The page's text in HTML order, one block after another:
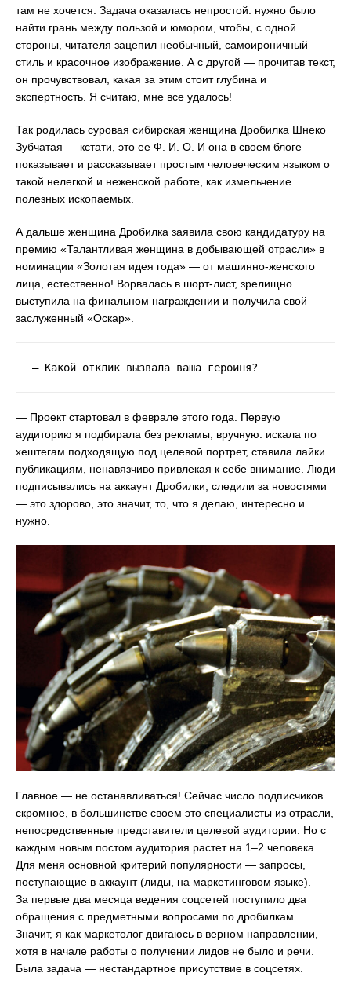
там не хочется. Задача оказалась непростой: нужно было
найти грань между пользой и юмором, чтобы, с одной
стороны, читателя зацепил необычный, самоироничный
стиль и красочное изображение. А с другой — прочитав текст,
он прочувствовал, какая за этим стоит глубина и
экспертность. Я считаю, мне все удалось!
Так родилась суровая сибирская женщина Дробилка Шнеко
Зубчатая — кстати, это ее Ф. И. О. И она в своем блоге
показывает и рассказывает простым человеческим языком о
такой нелегкой и неженской работе, как измельчение
полезных ископаемых.
А дальше женщина Дробилка заявила свою кандидатуру на
премию «Талантливая женщина в добывающей отрасли» в
номинации «Золотая идея года» — от машинно-женского
лица, естественно! Ворвалась в шорт-лист, зрелищно
выступила на финальном награждении и получила свой
заслуженный «Оскар».
— Какой отклик вызвала ваша героиня?
— Проект стартовал в феврале этого года. Первую
аудиторию я подбирала без рекламы, вручную: искала по
хештегам подходящую под целевой портрет, ставила лайки
публикациям, ненавязчиво привлекая к себе внимание. Люди
подписывались на аккаунт Дробилки, следили за новостями
— это здорово, это значит, то, что я делаю, интересно и
нужно.
Главное — не останавливаться! Сейчас число подписчиков
скромное, в большинстве своем это специалисты из отрасли,
непосредственные представители целевой аудитории. Но с
каждым новым постом аудитория растет на 1–2 человека.
Для меня основной критерий популярности — запросы,
поступающие в аккаунт (лиды, на маркетинговом языке).
За первые два месяца ведения соцсетей поступило два
обращения с предметными вопросами по дробилкам.
Значит, я как маркетолог двигаюсь в верном направлении,
хотя в начале работы о получении лидов не было и речи.
Была задача — нестандартное присутствие в соцсетях.